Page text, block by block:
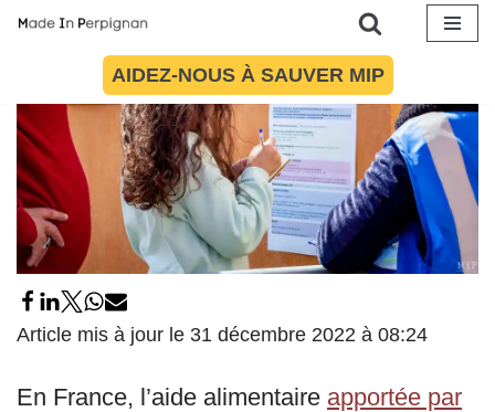
contenu
AIDEZ-NOUS À SAUVER MIP
Article mis à jour le 31 décembre 2022 à 08:24
En France, l’aide alimentaire apportée par